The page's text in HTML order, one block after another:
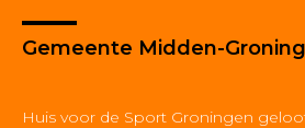
Gemeente Midden-
Huis voor de Sport Groningen